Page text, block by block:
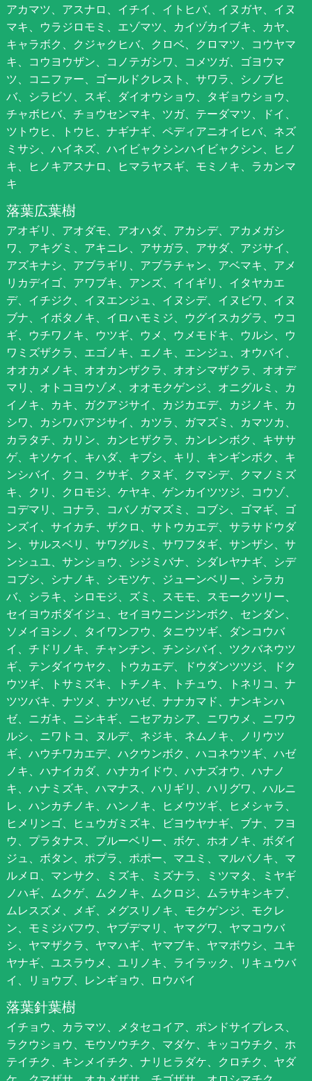
アカマツ、アスナロ、イチイ、イトヒバ、イヌガヤ、イヌ
マキ、ウラジロモミ、エゾマツ、カイヅカイブキ、カヤ、
キャラボク、クジャクヒバ、クロベ、クロマツ、コウヤマ
キ、コウヨウザン、コノテガシワ、コメツガ、ゴヨウマ
ツ、コニファー、ゴールドクレスト、サワラ、シノブヒ
バ、シラビソ、スギ、ダイオウショウ、タギョウショウ、
チャボヒバ、チョウセンマキ、ツガ、テーダマツ、ドイ、
ツトウヒ、トウヒ、ナギナギ、ペディアニオイヒバ、ネズ
ミサシ、ハイネズ、ハイビャクシンハイビャクシン、ヒノ
キ、ヒノキアスナロ、ヒマラヤスギ、モミノキ、ラカンマ
キ
落葉広葉樹
アオギリ、アオダモ、アオハダ、アカシデ、アカメガシ
ワ、アキグミ、アキニレ、アサガラ、アサダ、アジサイ、
アズキナシ、アブラギリ、アブラチャン、アベマキ、アメ
リカデイゴ、アワブキ、アンズ、イイギリ、イタヤカエ
デ、イチジク、イヌエンジュ、イヌシデ、イヌビワ、イヌ
ブナ、イボタノキ、イロハモミジ、ウグイスカグラ、ウコ
ギ、ウチワノキ、ウツギ、ウメ、ウメモドキ、ウルシ、ウ
ワミズザクラ、エゴノキ、エノキ、エンジュ、オウバイ、
オオカメノキ、オオカンザクラ、オオシマザクラ、オオデ
マリ、オトコヨウゾメ、オオモクゲンジ、オニグルミ、カ
イノキ、カキ、ガクアジサイ、カジカエデ、カジノキ、カ
シワ、カシワバアジサイ、カツラ、ガマズミ、カマツカ、
カラタチ、カリン、カンヒザクラ、カンレンボク、キササ
ゲ、キソケイ、キハダ、キブシ、キリ、キンギンボク、キ
ンシバイ、クコ、クサギ、クヌギ、クマシデ、クマノミズ
キ、クリ、クロモジ、ケヤキ、ゲンカイツツジ、コウゾ、
コデマリ、コナラ、コバノガマズミ、コブシ、ゴマギ、ゴ
ンズイ、サイカチ、ザクロ、サトウカエデ、サラサドウダ
ン、サルスベリ、サワグルミ、サワフタギ、サンザシ、サ
ンシュユ、サンショウ、シジミバナ、シダレヤナギ、シデ
コブシ、シナノキ、シモツケ、ジューンベリー、シラカ
バ、シラキ、シロモジ、ズミ、スモモ、スモークツリー、
セイヨウボダイジュ、セイヨウニンジンボク、センダン、
ソメイヨシノ、タイワンフウ、タニウツギ、ダンコウバ
イ、チドリノキ、チャンチン、チンシバイ、ツクバネウツ
ギ、テンダイウヤク、トウカエデ、ドウダンツツジ、ドク
ウツギ、トサミズキ、トチノキ、トチュウ、トネリコ、ナ
ツツバキ、ナツメ、ナツハゼ、ナナカマド、ナンキンハ
ゼ、ニガキ、ニシキギ、ニセアカシア、ニワウメ、ニワウ
ルシ、ニワトコ、ヌルデ、ネジキ、ネムノキ、ノリウツ
ギ、ハウチワカエデ、ハクウンボク、ハコネウツギ、ハゼ
ノキ、ハナイカダ、ハナカイドウ、ハナズオウ、ハナノ
キ、ハナミズキ、ハマナス、ハリギリ、ハリグワ、ハルニ
レ、ハンカチノキ、ハンノキ、ヒメウツギ、ヒメシャラ、
ヒメリンゴ、ヒュウガミズキ、ビヨウヤナギ、ブナ、フヨ
ウ、プラタナス、ブルーベリー、ボケ、ホオノキ、ボダイ
ジュ、ボタン、ポプラ、ポポー、マユミ、マルバノキ、マ
ルメロ、マンサク、ミズキ、ミズナラ、ミツマタ、ミヤギ
ノハギ、ムクゲ、ムクノキ、ムクロジ、ムラサキシキブ、
ムレスズメ、メギ、メグスリノキ、モクゲンジ、モクレ
ン、モミジバフウ、ヤブデマリ、ヤマグワ、ヤマコウバ
シ、ヤマザクラ、ヤマハギ、ヤマブキ、ヤマボウシ、ユキ
ヤナギ、ユスラウメ、ユリノキ、ライラック、リキュウバ
イ、リョウブ、レンギョウ、ロウバイ
落葉針葉樹
イチョウ、カラマツ、メタセコイア、ポンドサイプレス、
ラクウショウ、モウソウチク、マダケ、キッコウチク、ホ
テイチク、キンメイチク、ナリヒラダケ、クロチク、ヤダ